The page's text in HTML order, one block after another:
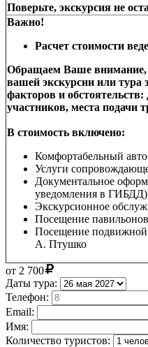
Поверьте, экскурсия не
Важно!
Расчет стоимости
Обращаем Ваше внимание,
вашей экскурсии или тура
факторов и обстоятельств:
участников, места подачи
В стоимость включено:
Комфортабельный
Услуги
Документальное
уведомления в
Экскурсионное
Посещение
Посещение
А. Птушко
от 2 700
Даты тура:
Телефон:
Email:
Имя:
Количество туристов: